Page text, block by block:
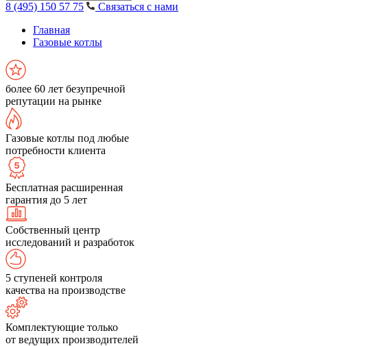
8 (495) 150 57 75
Связаться с нами
Главная
Газовые котлы
более 60 лет безупречной
репутации на рынке
Газовые котлы под любые
потребности клиента
Бесплатная расширенная
гарантия до 5 лет
Собственный центр
исследований и разработок
5 ступеней контроля
качества на производстве
Комплектующие только
от ведущих производителей